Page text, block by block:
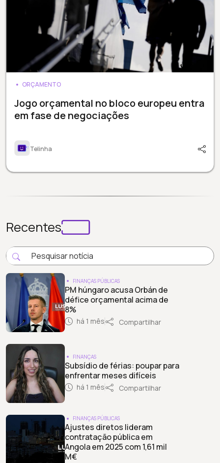
ORÇAMENTO
Jogo orçamental no bloco europeu entra
em fase de negociações
Telinha
Recentes
FINANÇAS PÚBLICAS
PM húngaro acusa Orbán de
défice orçamental acima de
8%
há 1 mês Compartilhar
FINANÇAS
Subsídio de férias: poupar para
enfrentar meses difíceis
há 1 mês Compartilhar
FINANÇAS PÚBLICAS
Ajustes diretos lideram
contratação pública em
Angola em 2025 com 1,61 mil
M€